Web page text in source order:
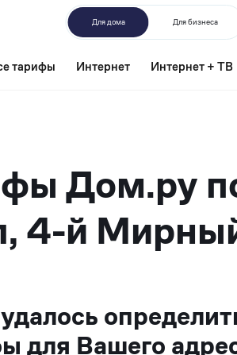
Для дома Для бизнеса
тарифы Интернет Интернет + ТВ
Дом.ру
4-й
для Вашего